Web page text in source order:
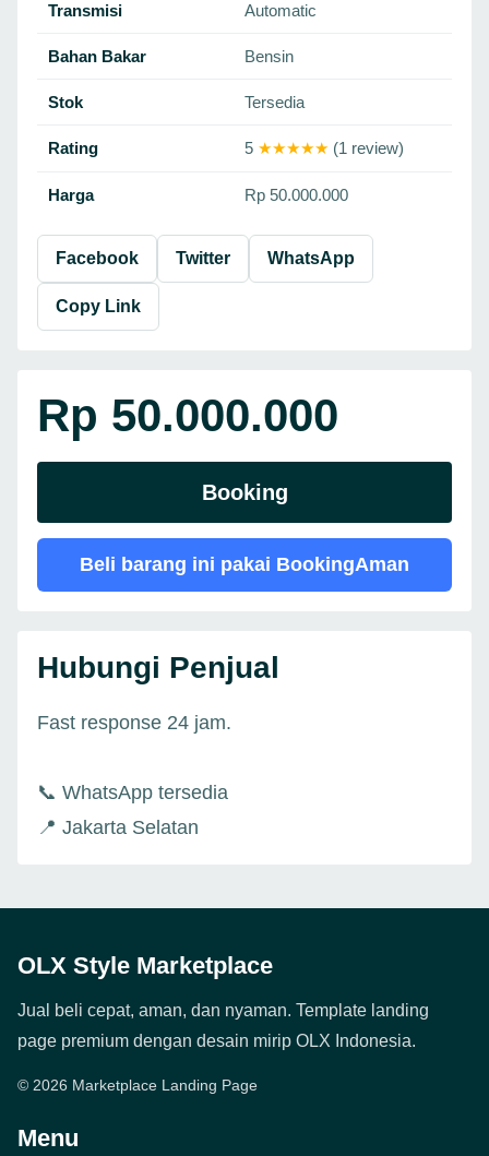
Transmisi Automatic
Bahan Bakar Bensin
Stok Tersedia
Rating 5 ★★★★★ (1 review)
Harga Rp 50.000.000
Facebook Twitter WhatsApp
Copy Link
Rp 50.000.000
Booking
Beli barang ini pakai BookingAman
Hubungi Penjual
Fast response 24 jam.
📞 WhatsApp tersedia
📍 Jakarta Selatan
OLX Style Marketplace
Jual beli cepat, aman, dan nyaman. Template landing
page premium dengan desain mirip OLX Indonesia.
© 2026 Marketplace Landing Page
Menu